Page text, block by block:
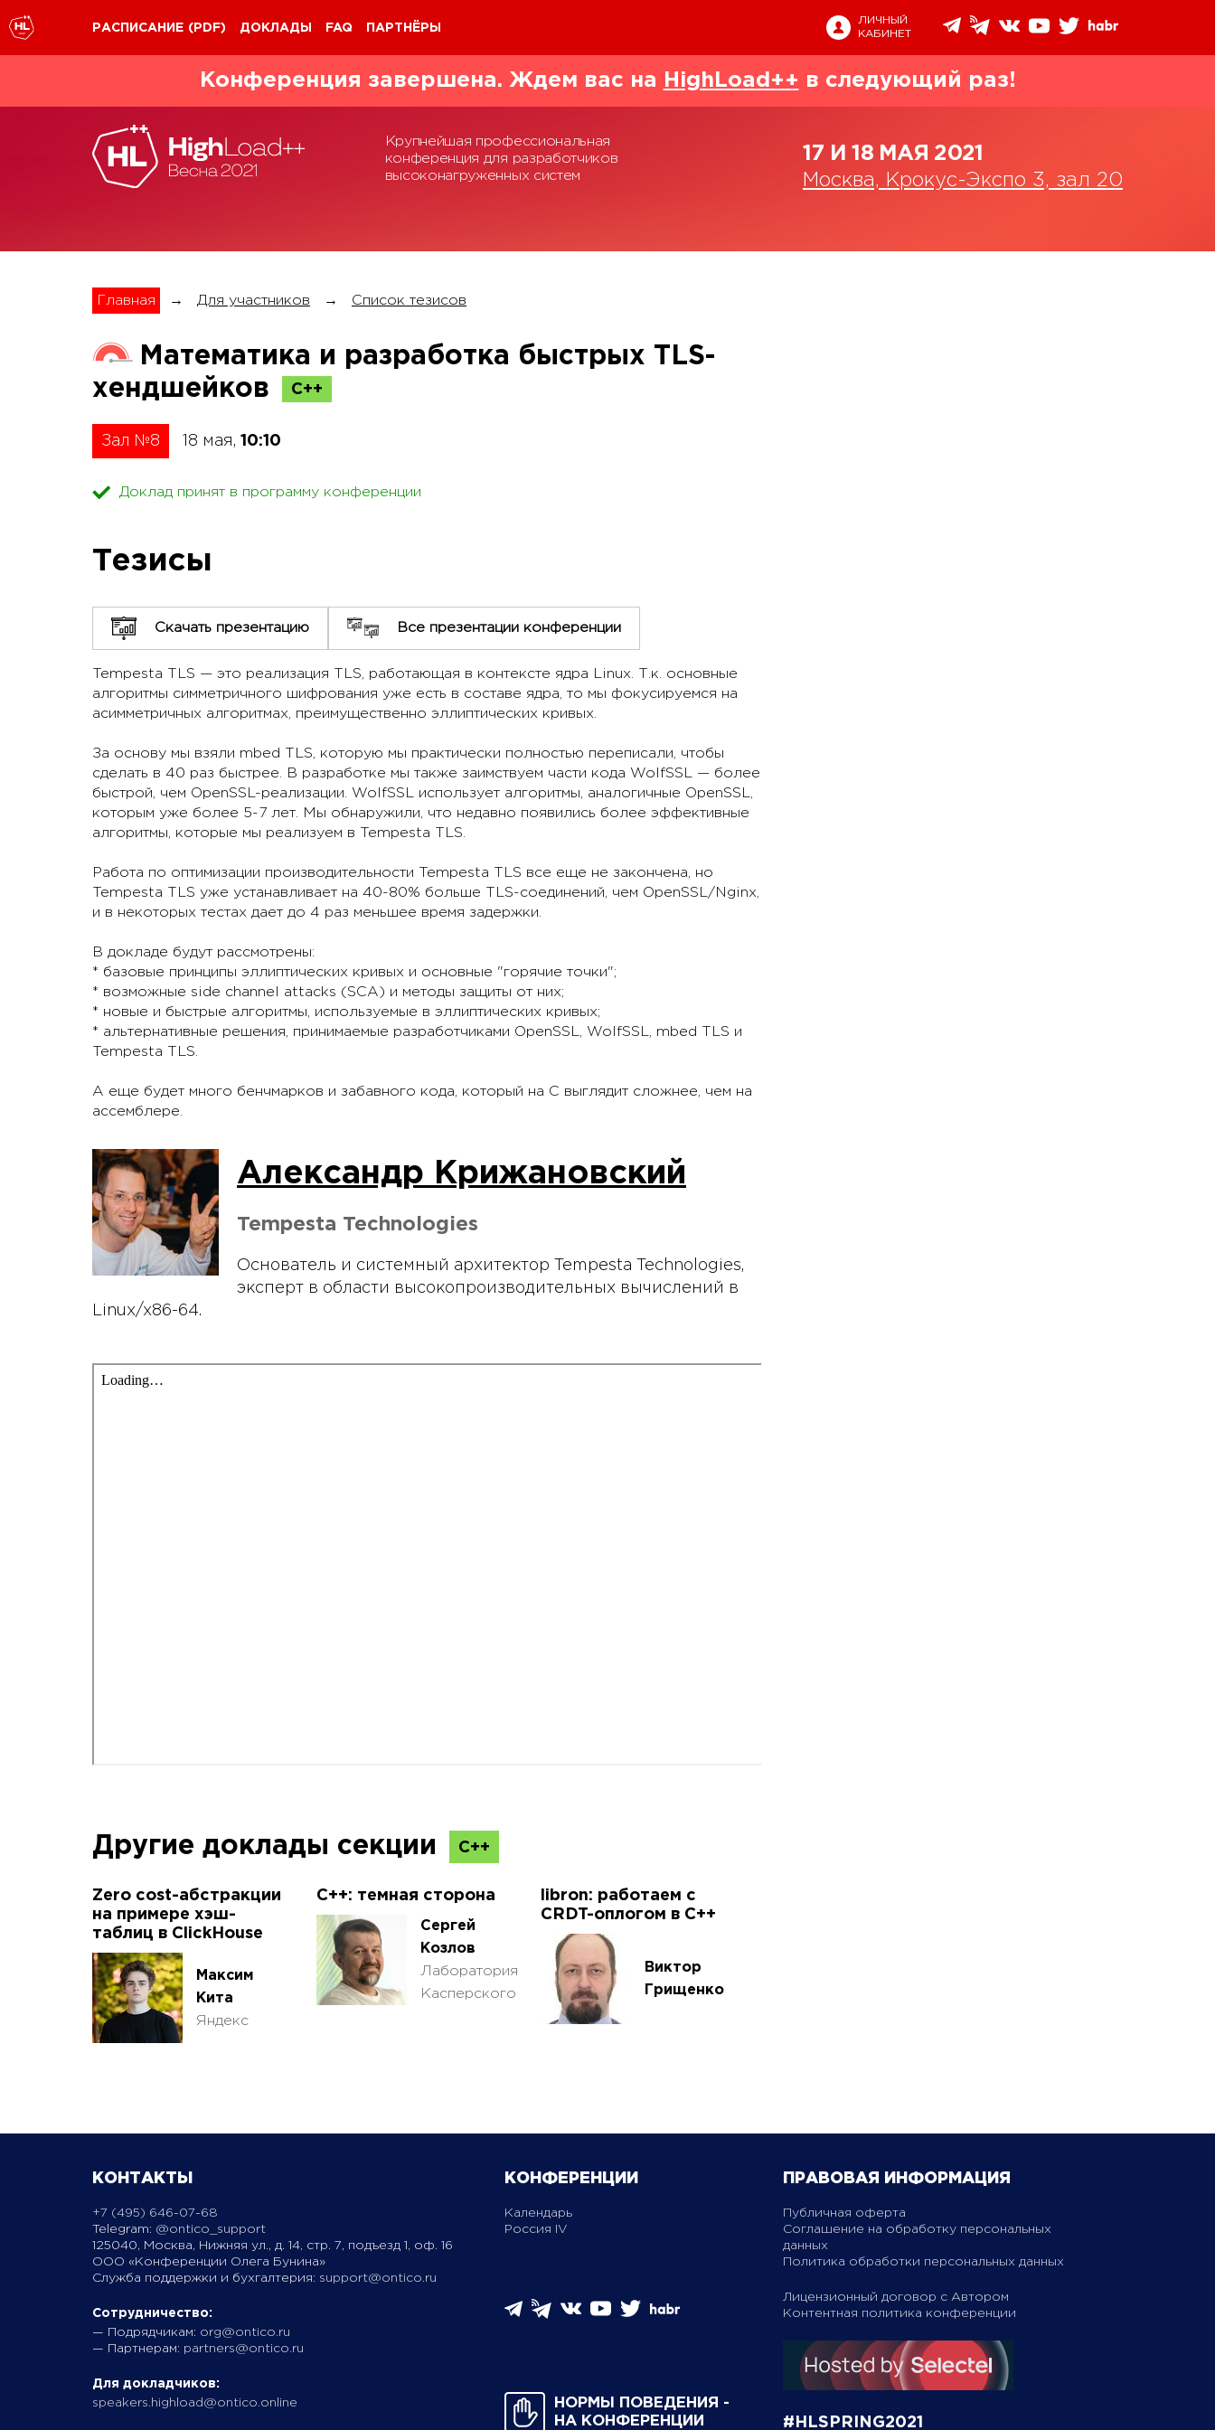
РАСПИСАНИЕ (PDF) ДОКЛАДЫ FAQ ПАРТНЁРЫ
ЛИЧНЫЙ
КАБИНЕТ
Конференция завершена. Ждем вас на HighLoad++ в следующий раз!
Крупнейшая профессиональная
конференция для разработчиков
высоконагруженных систем
17 И 18 МАЯ 2021
Москва, Крокус-Экспо 3, зал 20
Главная → Для участников → Список тезисов
Математика и разработка быстрых TLS-
хендшейков
С++
Зал №8 18 мая, 10:10
Доклад принят в программу конференции
Тезисы
Скачать презентацию Все презентации конференции
Tempesta TLS — это реализация TLS, работающая в контексте ядра Linux. Т.к. основные
алгоритмы симметричного шифрования уже есть в составе ядра, то мы фокусируемся на
асимметричных алгоритмах, преимущественно эллиптических кривых.
За основу мы взяли mbed TLS, которую мы практически полностью переписали, чтобы
сделать в 40 раз быстрее. В разработке мы также заимствуем части кода WolfSSL — более
быстрой, чем OpenSSL-реализации. WolfSSL использует алгоритмы, аналогичные OpenSSL,
которым уже более 5-7 лет. Мы обнаружили, что недавно появились более эффективные
алгоритмы, которые мы реализуем в Tempesta TLS.
Работа по оптимизации производительности Tempesta TLS все еще не закончена, но
Tempesta TLS уже устанавливает на 40-80% больше TLS-соединений, чем OpenSSL/Nginx,
и в некоторых тестах дает до 4 раз меньшее время задержки.
В докладе будут рассмотрены:
* базовые принципы эллиптических кривых и основные "горячие точки";
* возможные side channel attacks (SCA) и методы защиты от них;
* новые и быстрые алгоритмы, используемые в эллиптических кривых;
* альтернативные решения, принимаемые разработчиками OpenSSL, WolfSSL, mbed TLS и
Tempesta TLS.
А еще будет много бенчмарков и забавного кода, который на C выглядит сложнее, чем на
ассемблере.
Александр Крижановский
Tempesta Technologies
Основатель и системный архитектор Tempesta Technologies,
эксперт в области высокопроизводительных вычислений в
Linux/x86-64.
Другие доклады секции С++
Zero cost-абстракции
на примере хэш-
таблиц в ClickHouse
Максим
Кита
Яндекс
C++: темная сторона
Сергей
Козлов
Лаборатория
Касперского
libron: работаем с
CRDT-оплогом в C++
Виктор
Грищенко
КОНТАКТЫ
+7 (495) 646-07-68
Telegram: @ontico_support
125040, Москва, Нижняя ул., д. 14, стр. 7, подъезд 1, оф. 16
ООО «Конференции Олега Бунина»
Служба поддержки и бухгалтерия: support@ontico.ru
Сотрудничество:
— Подрядчикам: org@ontico.ru
— Партнерам: partners@ontico.ru
Для докладчиков:
speakers.highload@ontico.online
КОНФЕРЕНЦИИ
Календарь
Россия IV
НОРМЫ ПОВЕДЕНИЯ ­
НА КОНФЕРЕНЦИИ
ПРАВОВАЯ ИНФОРМАЦИЯ
Публичная оферта
Соглашение на обработку персональных
данных
Политика обработки персональных данных
Лицензионный договор с Автором
Контентная политика конференции
#HLSPRING2021